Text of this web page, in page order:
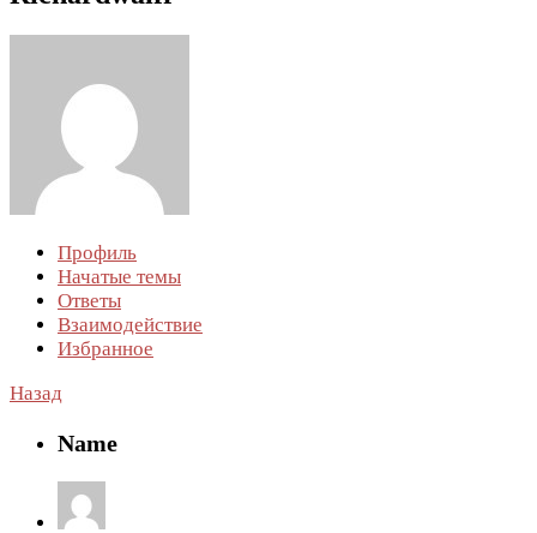
Профиль
Начатые темы
Ответы
Взаимодействие
Избранное
Назад
Name